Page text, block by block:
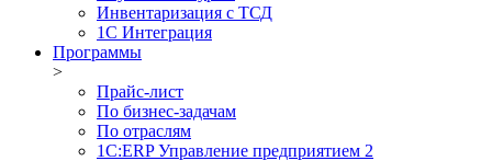
Инвентаризация с ТСД
1С Интеграция
Программы
>
Прайс-лист
По бизнес-задачам
По отраслям
1C:ERP Управление предприятием 2